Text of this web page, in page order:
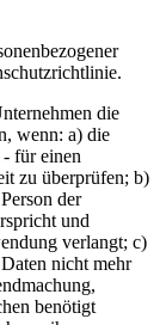
die
wenn: a) die
für einen
zu überprüfen; b)
der
und
verlangt; c)
nicht mehr
benötigt